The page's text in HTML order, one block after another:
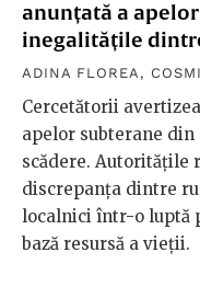
anunțată a
inegalitățile
ADINA FLOREA ,
Cercetătorii
apelor subterane
scădere. Autoritățile
discrepanța dintre
localnici într-o luptă
bază resursă a vieții.